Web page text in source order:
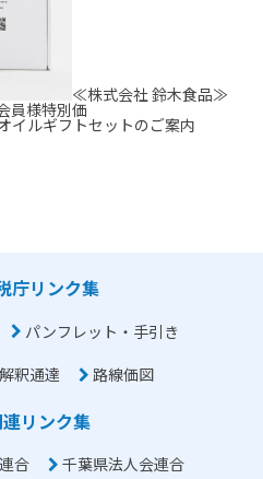
≪株式会社 鈴木食品≫
員様特別価
イルギフトセットのご案内
庁リンク集
パンフレット・手引き
釈通達 路線価図
リンク集
合
千葉県法人会連合